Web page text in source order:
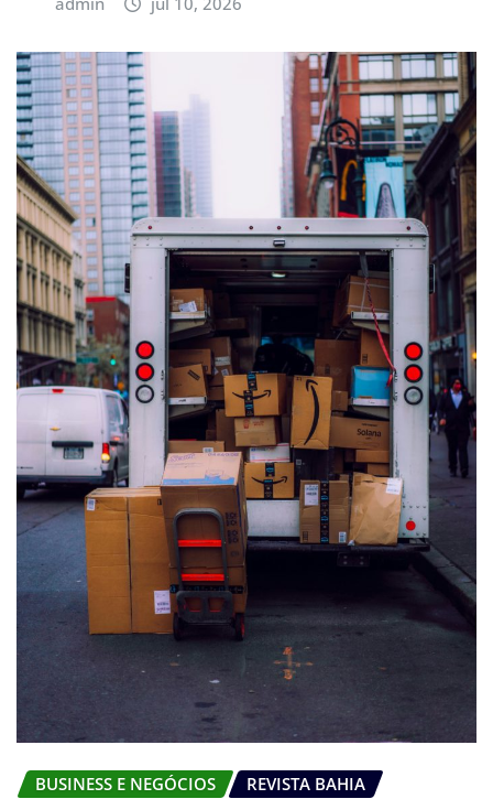
BUSINESS E NEGÓCIOS REVISTA BAHIA